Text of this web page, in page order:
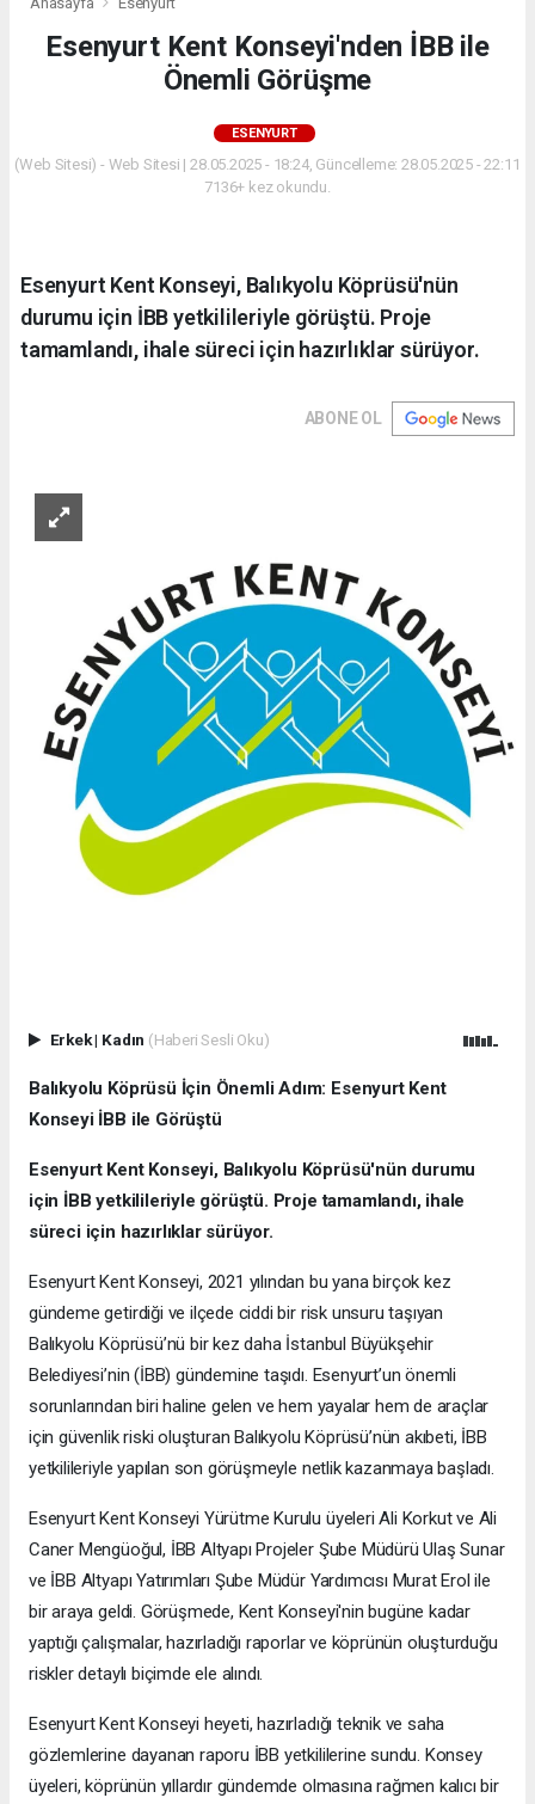
Esenyurt Kent Konseyi'nden İBB ile
Önemli Görüşme
ESENYURT
(Web Sitesi) - Web Sitesi | 28.05.2025 - 18:24, Güncelleme: 28.05.2025 - 22:11
7136+ kez okundu.
Esenyurt Kent Konseyi, Balıkyolu Köprüsü'nün
durumu için İBB yetkilileriyle görüştü. Proje
tamamlandı, ihale süreci için hazırlıklar sürüyor.
ABONE OL
Erkek| Kadın (Haberi Sesli Oku)
Balıkyolu Köprüsü İçin Önemli Adım: Esenyurt Kent
Konseyi İBB ile Görüştü
Esenyurt Kent Konseyi, Balıkyolu Köprüsü'nün durumu
için İBB yetkilileriyle görüştü. Proje tamamlandı, ihale
süreci için hazırlıklar sürüyor.
Esenyurt Kent Konseyi, 2021 yılından bu yana birçok kez
gündeme getirdiği ve ilçede ciddi bir risk unsuru taşıyan
Balıkyolu Köprüsü’nü bir kez daha İstanbul Büyükşehir
Belediyesi’nin (İBB) gündemine taşıdı. Esenyurt’un önemli
sorunlarından biri haline gelen ve hem yayalar hem de araçlar
için güvenlik riski oluşturan Balıkyolu Köprüsü’nün akıbeti, İBB
yetkilileriyle yapılan son görüşmeyle netlik kazanmaya başladı.
Esenyurt Kent Konseyi Yürütme Kurulu üyeleri Ali Korkut ve Ali
Caner Mengüoğul, İBB Altyapı Projeler Şube Müdürü Ulaş Sunar
ve İBB Altyapı Yatırımları Şube Müdür Yardımcısı Murat Erol ile
bir araya geldi. Görüşmede, Kent Konseyi'nin bugüne kadar
yaptığı çalışmalar, hazırladığı raporlar ve köprünün oluşturduğu
riskler detaylı biçimde ele alındı.
Esenyurt Kent Konseyi heyeti, hazırladığı teknik ve saha
gözlemlerine dayanan raporu İBB yetkililerine sundu. Konsey
üyeleri, köprünün yıllardır gündemde olmasına rağmen kalıcı bir